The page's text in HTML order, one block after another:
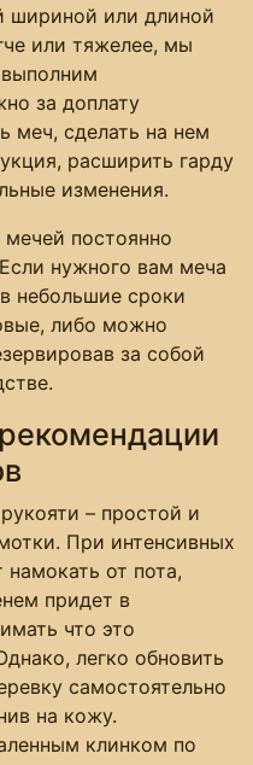
шириной или длиной
или тяжелее, мы
за доплату
меч, сделать на нем
расширить гарду
изменения.
постоянно
нужного вам меча
небольшие сроки
либо можно
за собой
– простой и
При интенсивных
намокать от пота,
придет в
что это
легко обновить
самостоятельно
на кожу.
клинком по